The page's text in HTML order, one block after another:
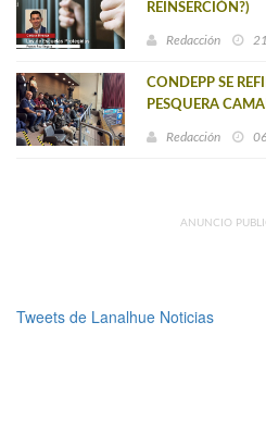
REINSERCIÓN?)
Redacción
CONDEPP SE
PESQUERA
Redacción
ANUNCIO
Tweets de Lanalhue Noticias